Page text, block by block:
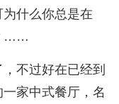
什么你总是在
……
不过好在已经到
家中式餐厅，名